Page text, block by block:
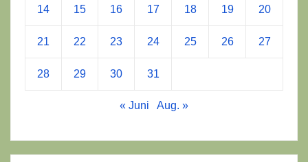
14 15 16 17 18 19 20
21 22 23 24 25 26 27
28 29 30 31
« Juni Aug. »